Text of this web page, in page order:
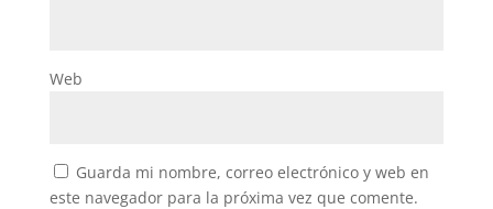
Web
Guarda mi nombre, correo electrónico y web en
este navegador para la próxima vez que comente.